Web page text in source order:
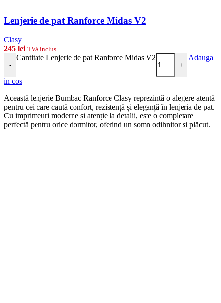
Lenjerie de pat Ranforce Midas V2
Clasy
245 lei TVA inclus
-
Cantitate Lenjerie de pat Ranforce Midas V2
+
Adauga
in cos
Această lenjerie Bumbac Ranforce Clasy reprezintă o alegere atentă
pentru cei care caută confort, rezistență și eleganță în lenjeria de pat.
Cu imprimeuri moderne și atenție la detalii, este o completare
perfectă pentru orice dormitor, oferind un somn odihnitor și plăcut.